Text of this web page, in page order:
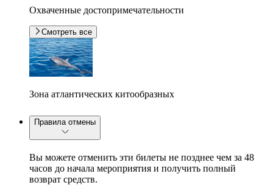
Охваченные достопримечательности
Смотреть все
Зона атлантических китообразных
Правила отмены
Вы можете отменить эти билеты не позднее чем за 48
часов до начала мероприятия и получить полный
возврат средств.